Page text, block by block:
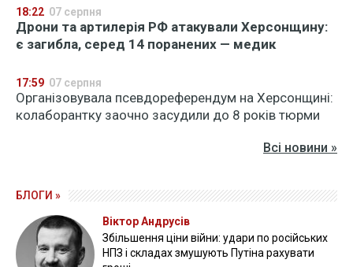
18:22 07 серпня
Дрони та артилерія РФ атакували Херсонщину:
є загибла, серед 14 поранених — медик
17:59 07 серпня
Організовувала псевдореферендум на Херсонщині:
колаборантку заочно засудили до 8 років тюрми
Всі новини »
БЛОГИ »
Віктор Андрусів
Збільшення ціни війни: удари по російських
НПЗ і складах змушують Путіна рахувати